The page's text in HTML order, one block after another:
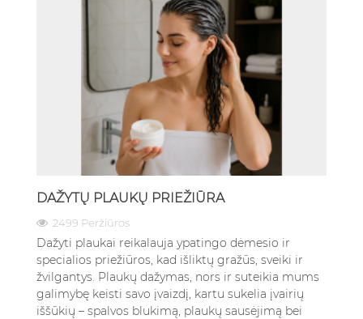
DAŽYTŲ PLAUKŲ PRIEŽIŪRA
2499 Peržiūros
Dažyti plaukai reikalauja ypatingo dėmesio ir
specialios priežiūros, kad išliktų gražūs, sveiki ir
žvilgantys. Plaukų dažymas, nors ir suteikia mums
galimybę keisti savo įvaizdį, kartu sukelia įvairių
iššūkių – spalvos blukimą, plaukų sausėjimą bei